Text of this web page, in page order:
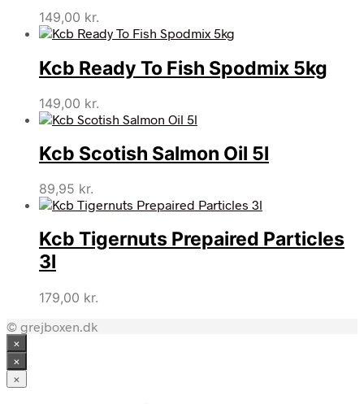
149,00 kr.
Kcb Ready To Fish Spodmix 5kg
149,00 kr.
Kcb Scotish Salmon Oil 5l
89,95 kr.
Kcb Tigernuts Prepaired Particles
3l
179,00 kr.
© grejboxen.dk
×
×
×